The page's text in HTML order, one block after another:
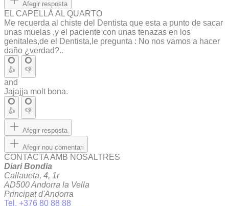
Afegir resposta
EL CAPELLÀ AL QUARTO
Me recuerda al chiste del Dentista que esta a punto de sacar
unas muelas ,y el paciente con unas tenazas en los
genitales,de el Dentista,le pregunta : No nos vamos a hacer
daño ¿verdad?..
👍 👎
and
Jajajja molt bona.
👍 👎
Afegir resposta
Afegir nou comentari
CONTACTA AMB NOSALTRES
Diari Bondia
Callaueta, 4, 1r
AD500 Andorra la Vella
Principat d'Andorra
Tel. +376 80 88 88